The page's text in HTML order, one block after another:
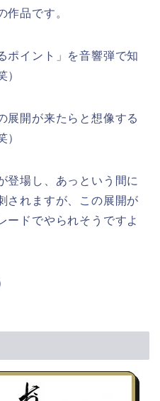
品です。
ポイント」を音響弾で知
）
展開が来たらと想像する
）
登場し、あっという間に
されますが、この展開が
ードでやられそうですよ